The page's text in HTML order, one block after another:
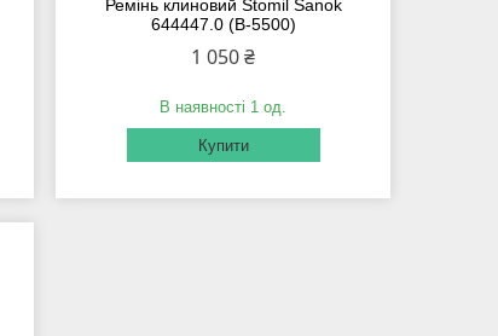
Ремінь клиновий Stomil Sanok
644447.0 (B-5500)
1 050 ₴
В наявності 1 од.
Купити